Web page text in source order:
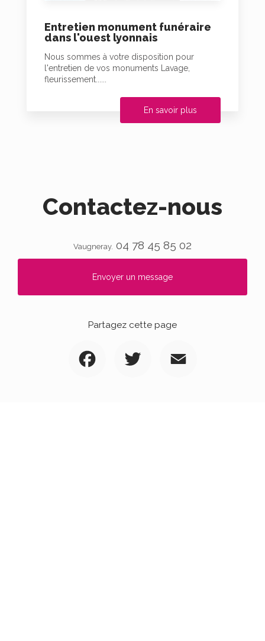
Entretien monument funéraire
dans l'ouest lyonnais
Nous sommes à votre disposition pour
l'entretien de vos monuments Lavage,
fleurissement......
En savoir plus
Contactez-nous
Vaugneray. 04 78 45 85 02
Envoyer un message
Partagez cette page